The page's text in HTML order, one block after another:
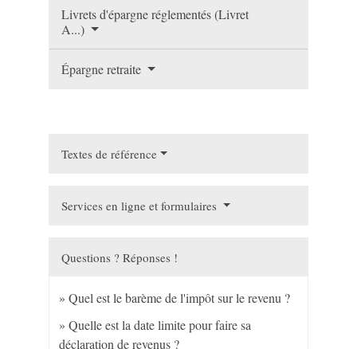
Livrets d'épargne réglementés (Livret
A...)
Épargne retraite
Textes de référence
Services en ligne et formulaires
Questions ? Réponses !
Quel est le barème de l'impôt sur le revenu ?
Quelle est la date limite pour faire sa
déclaration de revenus ?